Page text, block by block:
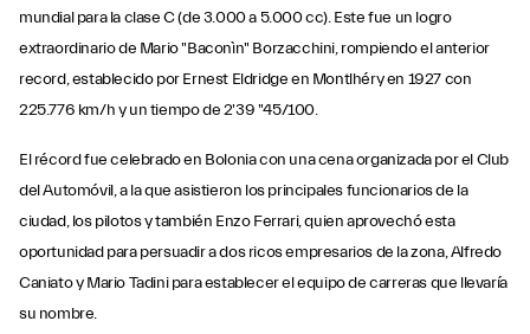
mundial para la clase C (de 3.000 a 5.000 cc). Este fue un logro
extraordinario de Mario "Baconìn" Borzacchini, rompiendo el anterior
record, establecido por Ernest Eldridge en Montlhéry en 1927 con
225.776 km/h y un tiempo de 2'39 "45/100.
El récord fue celebrado en Bolonia con una cena organizada por el Club
del Automóvil, a la que asistieron los principales funcionarios de la
ciudad, los pilotos y también Enzo Ferrari, quien aprovechó esta
oportunidad para persuadir a dos ricos empresarios de la zona, Alfredo
Caniato y Mario Tadini para establecer el equipo de carreras que llevaría
su nombre.